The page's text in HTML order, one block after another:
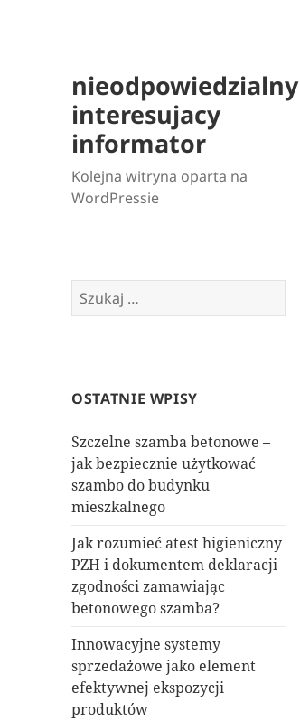
nieodpowiedzialny
interesujacy
informator
Kolejna witryna oparta na
WordPressie
Szukaj:
OSTATNIE WPISY
Szczelne szamba betonowe –
jak bezpiecznie użytkować
szambo do budynku
mieszkalnego
Jak rozumieć atest higieniczny
PZH i dokumentem deklaracji
zgodności zamawiając
betonowego szamba?
Innowacyjne systemy
sprzedażowe jako element
efektywnej ekspozycji
produktów